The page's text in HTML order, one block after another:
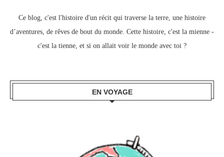
Ce blog, c'est l'histoire d'un récit qui traverse la terre, une histoire
d’aventures, de rêves de bout du monde. Cette histoire, c'est la mienne -
c'est la tienne, et si on allait voir le monde avec toi ?
EN VOYAGE